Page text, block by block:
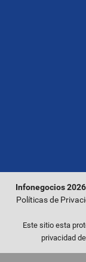
Infonegocios 2026
Políticas de
Este sitio esta
privacidad